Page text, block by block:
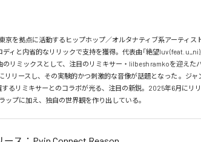
京を拠点に活動するヒップホップ／オルタナティブ系アーティ
ディと内省的なリリックで支持を獲得。代表曲「絶望luv (feat.
リミックスとして、注目のリミキサー・lilbesh ramkoを迎えた
リリースし、その実験的かつ刺激的な音像が話題となった 。ジャ
るリミキサーとのコラボが光る、注目の新鋭。2025年6月にリリ
ップに加え、独自の世界観を作り出している。